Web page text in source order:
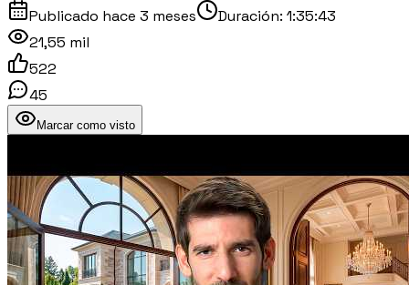
Publicado hace 3 meses Duración: 1:35:43
21,55 mil
522
45
Marcar como visto